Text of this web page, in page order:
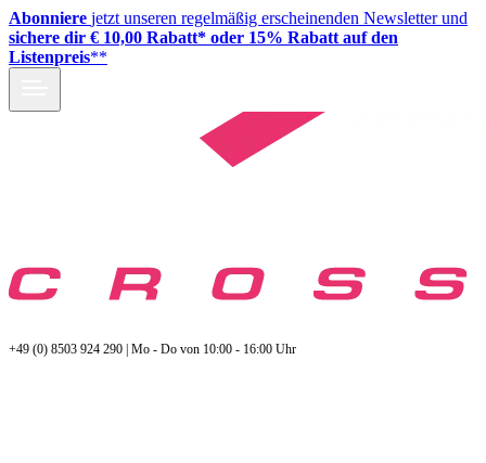
Abonniere jetzt unseren regelmäßig erscheinenden Newsletter und
sichere dir € 10,00 Rabatt* oder 15% Rabatt auf den
Listenpreis**
+49 (0) 8503 924 290 | Mo - Do von 10:00 - 16:00 Uhr